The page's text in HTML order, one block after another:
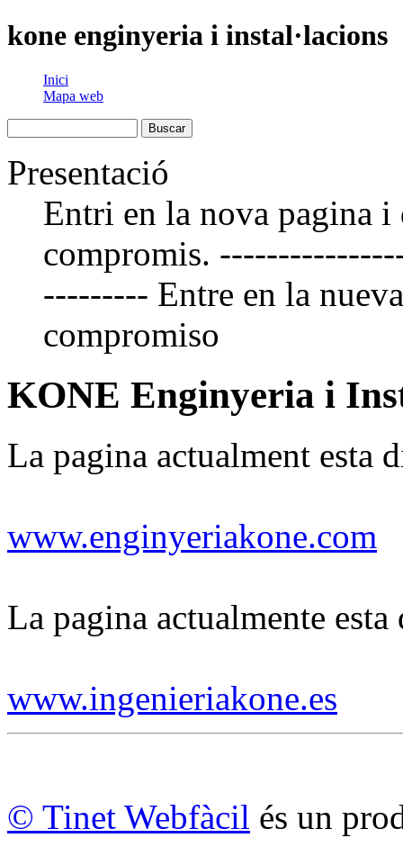
kone enginyeria i instal·lacions
Inici
Mapa web
Presentació
Entri en la nova pagina i
compromis.
--------- Entre en la
compromiso
KONE Enginyeria i
La pagina actualment esta
www.enginyeriakone.com
La pagina actualmente
www.ingenieriakone.es
© Tinet Webfàcil és un